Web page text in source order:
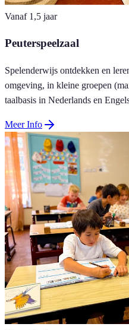
Vanaf 1,5 jaar
Peuterspeelzaal
Spelenderwijs ontdekken en
omgeving, in kleine groepen
taalbasis in Nederlands en
Meer Info